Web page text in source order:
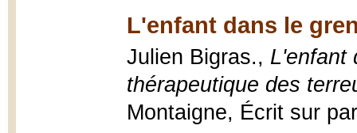
L'enfant dans le
Julien Bigras., L'enfant
thérapeutique des
Montaigne, Écrit sur